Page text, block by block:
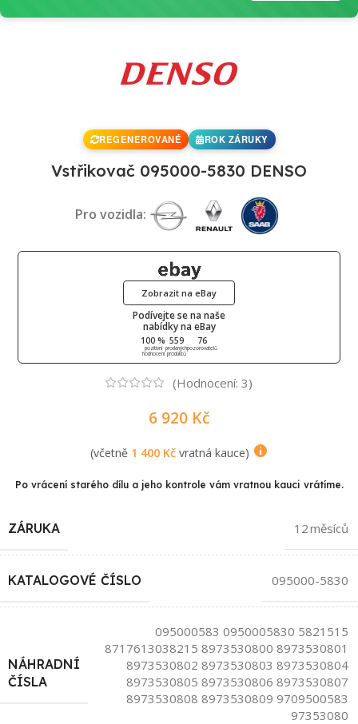
REGENEROVANÉ ROK ZÁRUKY
Vstřikovač 095000-5830 DENSO
Pro vozidla:
Podívejte se na naše
nabídky na eBay
100 %
pozitivní
hodnocení
559
prodaných
produktů
76
pozorovatelů
Zobrazit na eBay
(Hodnocení: 3)
6 920 Kč
(včetně 1 400 Kčvratná kauce)
Po vrácení starého dílu a jeho kontrole vám vratnou kauci vrátíme.
ZÁRUKA 12 měsíců
KATALOGOVÉ ČÍSLO 095000-5830
NÁHRADNÍ
ČÍSLA
095000583 0950005830 5821515
8717613038215 8973530800 8973530801
8973530802 8973530803 8973530804
8973530805 8973530806 8973530807
8973530808 8973530809 9709500583
97353080